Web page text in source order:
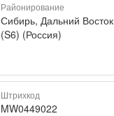
Районирование
Сибирь, Дальний Восток
(S6) (Россия)
Штрихкод
MW0449022